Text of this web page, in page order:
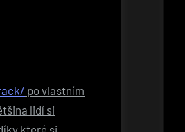
po vlastním
lidí si